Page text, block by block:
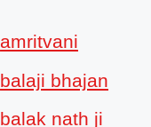
amritvani
balaji bhajan
balak nath ji